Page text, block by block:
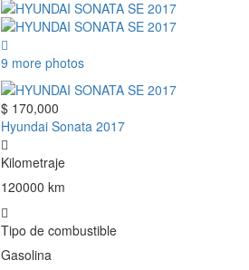
9 more photos
$ 170,000
Hyundai Sonata 2017
Kilometraje
120000 km
Tipo de combustible
Gasolina